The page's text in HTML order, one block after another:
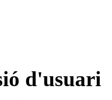
d'usuari